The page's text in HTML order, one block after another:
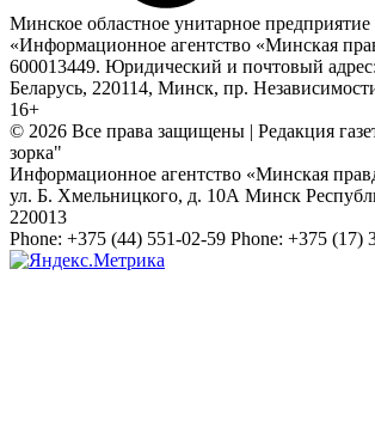
Минское областное унитарное предприятие
«Информационное агентство «Минская
600013449. Юридический и почтовый
Беларусь, 220114, Минск, пр.
16+
© 2026 Все права защищены | Редакция
зорка"
Информационное агентство «Минская
ул. Б. Хмельницкого, д. 10А Минск
220013
Phone: +375 (44) 551-02-59 Phone: +375 (17)